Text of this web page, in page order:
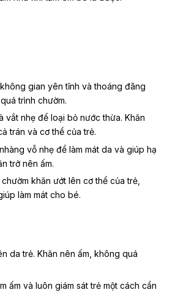
gian yên tĩnh và thoáng đãng
trình chườm.
vắt nhẹ để loại bỏ nước thừa. Khăn
trán và cơ thể của trẻ.
vỗ nhẹ để làm mát da và giúp hạ
trở nên ấm.
khăn ướt lên cơ thể của trẻ,
làm mát cho bé.
da trẻ. Khăn nên ấm, không quá
ấm và luôn giám sát trẻ một cách cẩn